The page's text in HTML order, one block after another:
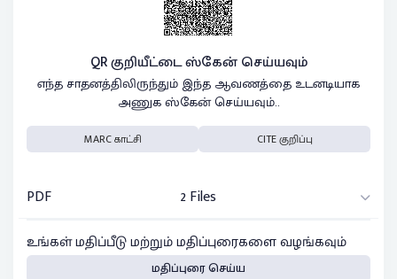
QR குறியீட்டை ஸ்கேன் செய்யவும்
எந்த சாதனத்திலிருந்தும் இந்த ஆவணத்தை உடனடியாக
அணுக ஸ்கேன் செய்யவும்..
MARC காட்சி CITE குறிப்பு
PDF
2 Files
உங்கள் மதிப்பீடு மற்றும் மதிப்புரைகளை வழங்கவும்
மதிப்புரை செய்ய